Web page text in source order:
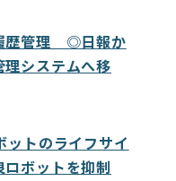
歴管理 ◎日報か
システムへ移
トのライフサイ
ボットを抑制